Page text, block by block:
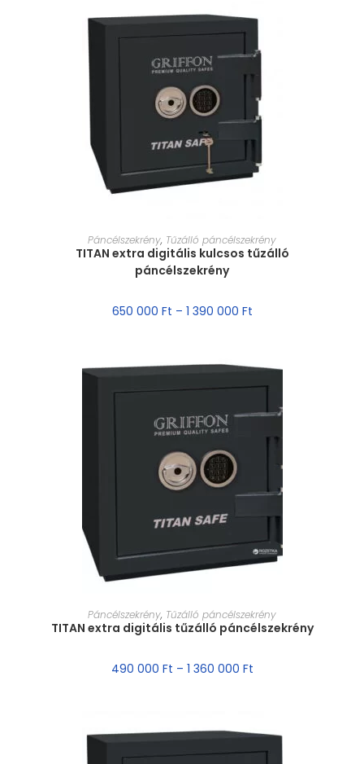
MÉRET VÁLASZTÁSA
Páncélszekrény, Tűzálló páncélszekrény
TITAN extra digitális kulcsos tűzálló
páncélszekrény
650 000 Ft – 1 390 000 Ft
MÉRET VÁLASZTÁSA
Páncélszekrény, Tűzálló páncélszekrény
TITAN extra digitális tűzálló páncélszekrény
490 000 Ft – 1 360 000 Ft